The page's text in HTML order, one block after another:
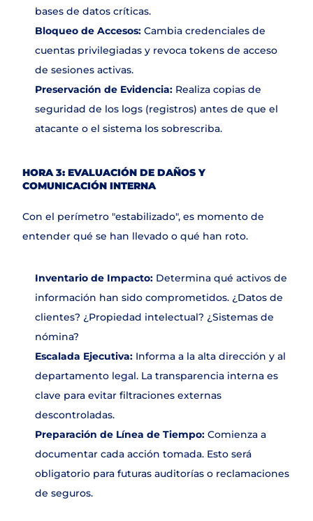
bases de datos críticas.
Bloqueo de Accesos: Cambia credenciales de
cuentas privilegiadas y revoca tokens de acceso
de sesiones activas.
Preservación de Evidencia: Realiza copias de
seguridad de los logs (registros) antes de que el
atacante o el sistema los sobrescriba.
HORA 3: EVALUACIÓN DE DAÑOS Y
COMUNICACIÓN INTERNA
Con el perímetro "estabilizado", es momento de
entender qué se han llevado o qué han roto.
Inventario de Impacto: Determina qué activos de
información han sido comprometidos. ¿Datos de
clientes? ¿Propiedad intelectual? ¿Sistemas de
nómina?
Escalada Ejecutiva: Informa a la alta dirección y al
departamento legal. La transparencia interna es
clave para evitar filtraciones externas
descontroladas.
Preparación de Línea de Tiempo: Comienza a
documentar cada acción tomada. Esto será
obligatorio para futuras auditorías o reclamaciones
de seguros.